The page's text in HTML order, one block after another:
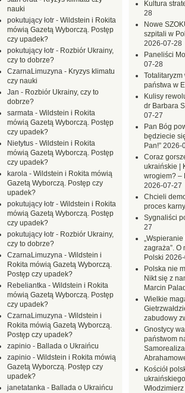
Kultura
28
Nowe
szpitali w
2026-07-28
Paneliści
07-28
państwa w
Kulisy
dr Barbara
07-27
Pan Bóg
będziecie
Pan!” 2026-
Coraz
ukraińskie |
wrogiem? –
2026-07-27
Chcieli
proces karny
Sygnaliści
27
zagraża”. O
Polski
Polska nie
Nikt się z
Marcin
Wielkie
zabudowy
Gnostycy
państwom
Kościół
nauki
pokutujący łotr - Wildstein i Rokita
mówią Gazetą Wyborczą. Postęp
czy upadek?
pokutujący łotr - Rozbiór Ukrainy,
czy to dobrze?
CzarnaLimuzyna - Kryzys klimatu
czy nauki
Jan - Rozbiór Ukrainy, czy to
dobrze?
sarmata - Wildstein i Rokita
mówią Gazetą Wyborczą. Postęp
czy upadek?
Nietytus - Wildstein i Rokita
mówią Gazetą Wyborczą. Postęp
czy upadek?
karola - Wildstein i Rokita mówią
Gazetą Wyborczą. Postęp czy
upadek?
pokutujący łotr - Wildstein i Rokita
mówią Gazetą Wyborczą. Postęp
czy upadek?
pokutujący łotr - Rozbiór Ukrainy,
czy to dobrze?
CzarnaLimuzyna - Wildstein i
Rokita mówią Gazetą Wyborczą.
Postęp czy upadek?
Rebeliantka - Wildstein i Rokita
mówią Gazetą Wyborczą. Postęp
czy upadek?
CzarnaLimuzyna - Wildstein i
Rokita mówią Gazetą Wyborczą.
Postęp czy upadek?
zapinio - Ballada o Ukraińcu
zapinio - Wildstein i Rokita mówią
Gazetą Wyborczą. Postęp czy
upadek?
janetatanka - Ballada o Ukraińcu